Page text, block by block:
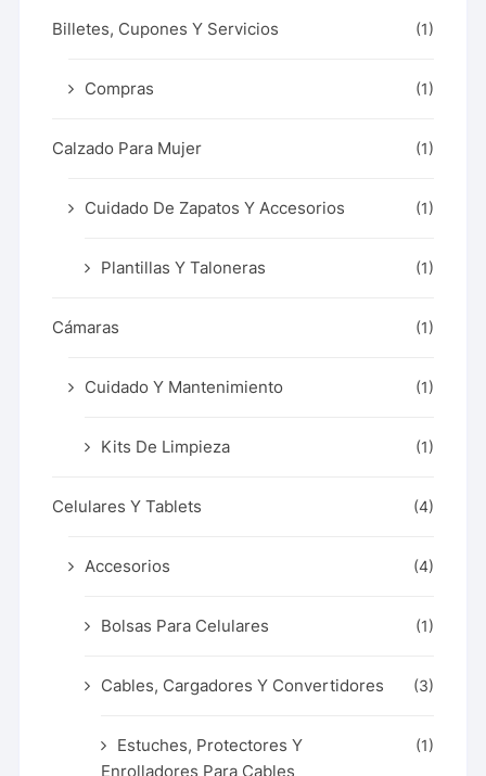
Billetes, Cupones Y Servicios (1)
Compras (1)
Calzado Para Mujer (1)
Cuidado De Zapatos Y Accesorios (1)
Plantillas Y Taloneras (1)
Cámaras (1)
Cuidado Y Mantenimiento (1)
Kits De Limpieza (1)
Celulares Y Tablets (4)
Accesorios (4)
Bolsas Para Celulares (1)
Cables, Cargadores Y Convertidores (3)
Estuches, Protectores Y
Enrolladores Para Cables
(1)